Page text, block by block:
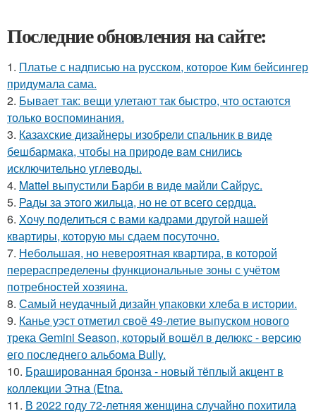
Последние обновления на сайте:
1. Платье с надписью на русском, которое Ким бейсингер
придумала сама.
2. Бывает так: вещи улетают так быстро, что остаются
только воспоминания.
3. Казахские дизайнеры изобрели спальник в виде
бешбармака, чтобы на природе вам снились
исключительно углеводы.
4. Mattel выпустили Барби в виде майли Сайрус.
5. Рады за этого жильца, но не от всего сердца.
6. Хочу поделиться с вами кадрами другой нашей
квартиры, которую мы сдаем посуточно.
7. Небольшая, но невероятная квартира, в которой
перераспределены функциональные зоны с учётом
потребностей хозяина.
8. Самый неудачный дизайн упаковки хлеба в истории.
9. Канье уэст отметил своё 49-летие выпуском нового
трека Gemini Season, который вошёл в делюкс - версию
его последнего альбома Bully.
10. Брашированная бронза - новый тёплый акцент в
коллекции Этна (Etna.
11. В 2022 году 72-летняя женщина случайно похитила